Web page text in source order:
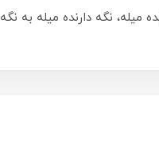
میله، نگه دارنده میله